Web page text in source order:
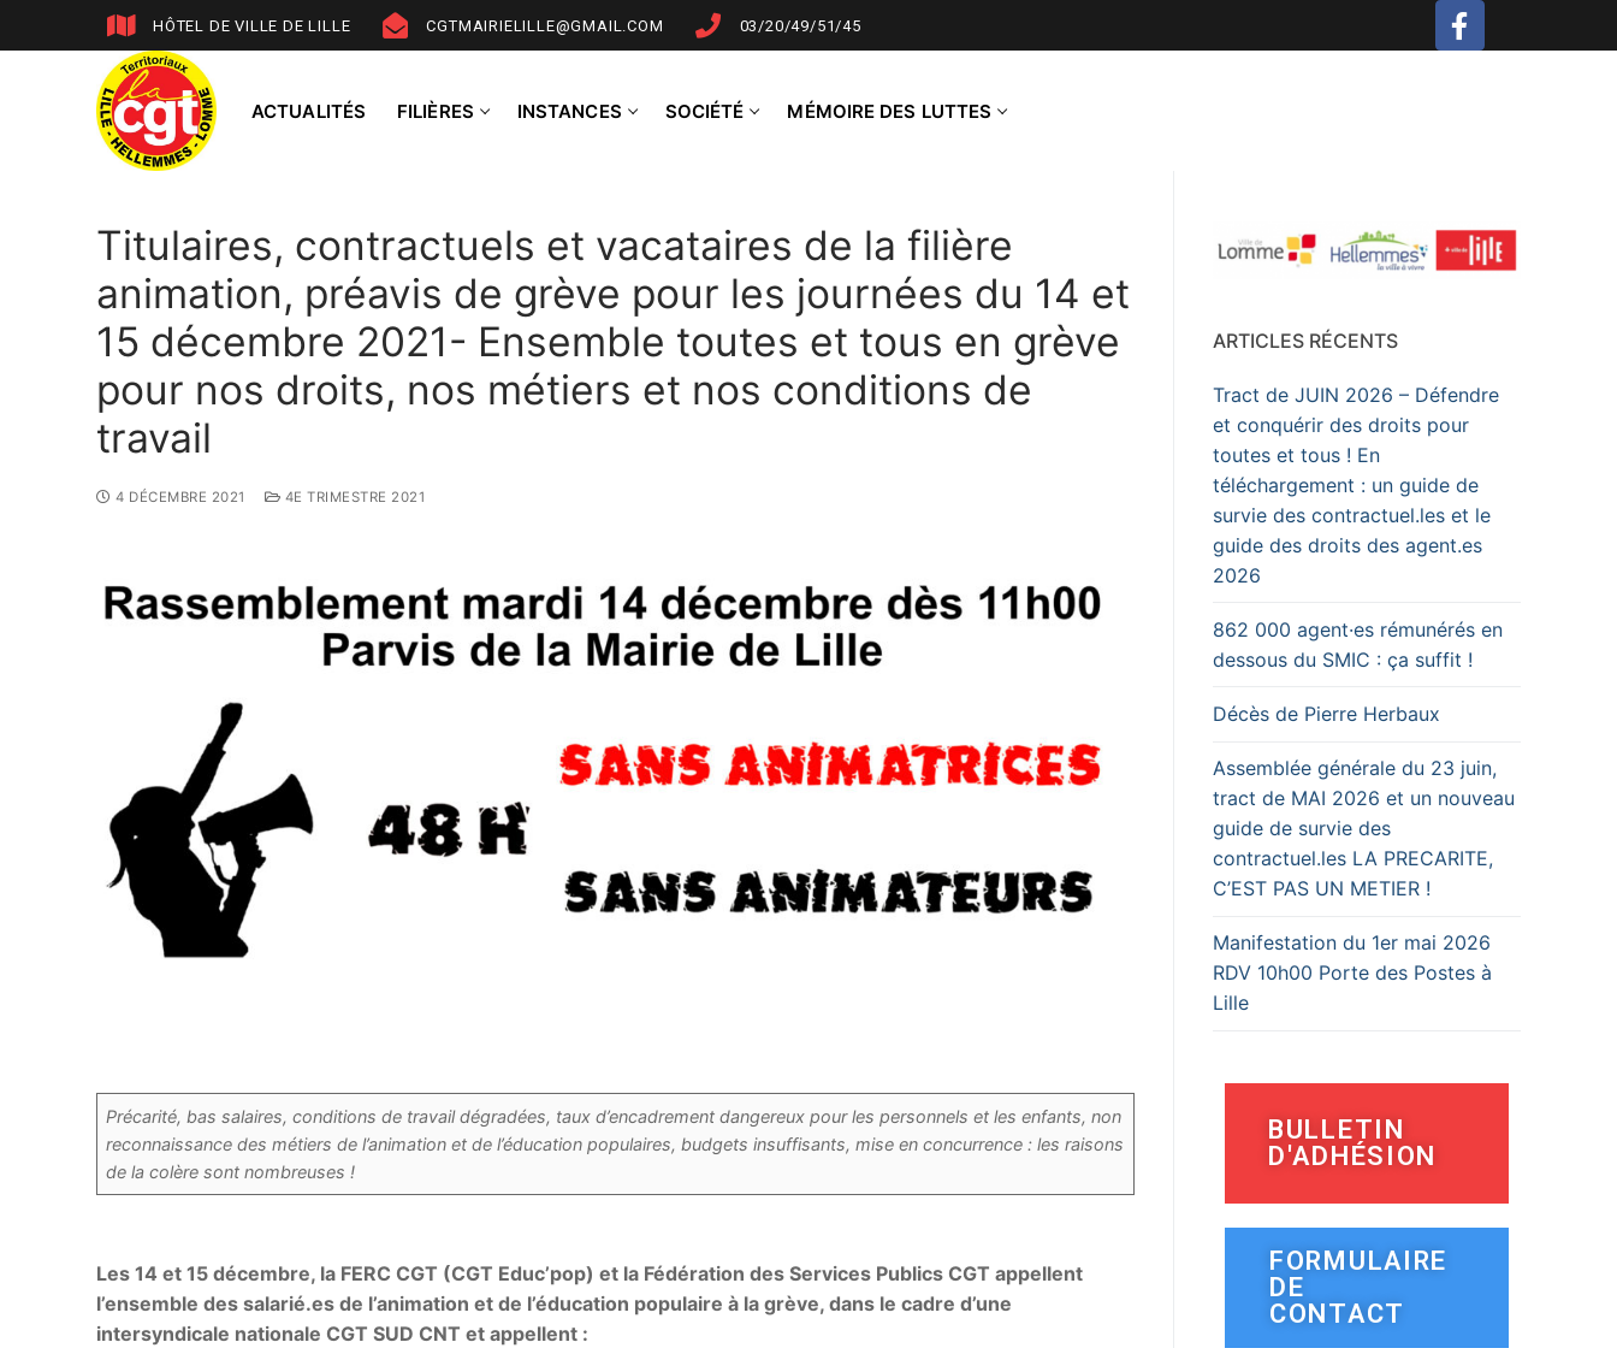
HÔTEL DE VILLE DE LILLE CGTMAIRIELILLE@GMAIL.COM 03/20/49/51/45
ACTUALITÉS FILIÈRES INSTANCES SOCIÉTÉ MÉMOIRE DES LUTTES
Titulaires, contractuels et vacataires de la filière
animation, préavis de grève pour les journées du 14 et
15 décembre 2021- Ensemble toutes et tous en grève
pour nos droits, nos métiers et nos conditions de
travail
4 DÉCEMBRE 2021 4E TRIMESTRE 2021
Précarité, bas salaires, conditions de travail dégradées, taux d’encadrement dangereux pour les personnels et les enfants, non
reconnaissance des métiers de l’animation et de l’éducation populaires, budgets insuffisants, mise en concurrence : les raisons
de la colère sont nombreuses !
Les 14 et 15 décembre, la FERC CGT (CGT Educ’pop) et la Fédération des Services Publics CGT appellent
l’ensemble des salarié.es de l’animation et de l’éducation populaire à la grève, dans le cadre d’une
intersyndicale nationale CGT SUD CNT et appellent :
ARTICLES RÉCENTS
Tract de JUIN 2026 – Défendre
et conquérir des droits pour
toutes et tous ! En
téléchargement : un guide de
survie des contractuel.les et le
guide des droits des agent.es
2026
862 000 agent·es rémunérés en
dessous du SMIC : ça suffit !
Décès de Pierre Herbaux
Assemblée générale du 23 juin,
tract de MAI 2026 et un nouveau
guide de survie des
contractuel.les LA PRECARITE,
C’EST PAS UN METIER !
Manifestation du 1er mai 2026
RDV 10h00 Porte des Postes à
Lille
BULLETIN
D'ADHÉSION
FORMULAIRE
DE
CONTACT